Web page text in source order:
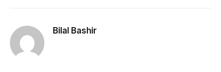
Bilal Bashir